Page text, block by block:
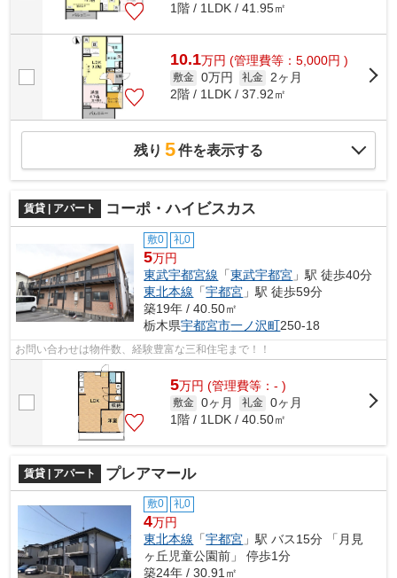
1階 / 1LDK / 41.95㎡
10.1万円 (管理費等：5,000円 )
敷金 0万円 礼金 2ヶ月
2階 / 1LDK / 37.92㎡
残り 5件を表示する
賃貸 | アパート コーポ・ハイビスカス
敷0 礼0
5万円
東武宇都宮線 「東武宇都宮 」駅 徒歩40分
東北本線 「宇都宮 」駅 徒歩59分
築19年 / 40.50㎡
栃木県宇都宮市一ノ沢町250-18
お問い合わせは物件数、経験豊富な三和住宅まで！！
5万円 (管理費等：- )
敷金 0ヶ月 礼金 0ヶ月
1階 / 1LDK / 40.50㎡
賃貸 | アパート プレアマール
敷0 礼0
4万円
東北本線 「宇都宮 」駅 バス15分 「月見
ヶ丘児童公園前」 停歩1分
築24年 / 30.91㎡